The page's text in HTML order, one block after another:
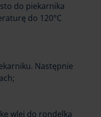
do piekarnika
do 120°C
Następnie
wlej do rondelka